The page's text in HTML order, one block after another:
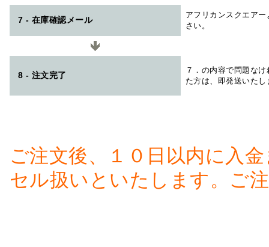
7 - 在庫確認メール
アフリカンスクエアー
さい。
8 - 注文完了
７．の内容で問題な
た方は、即発送いたし
ご注文後、１０日以内に入
セル扱いといたします。ご